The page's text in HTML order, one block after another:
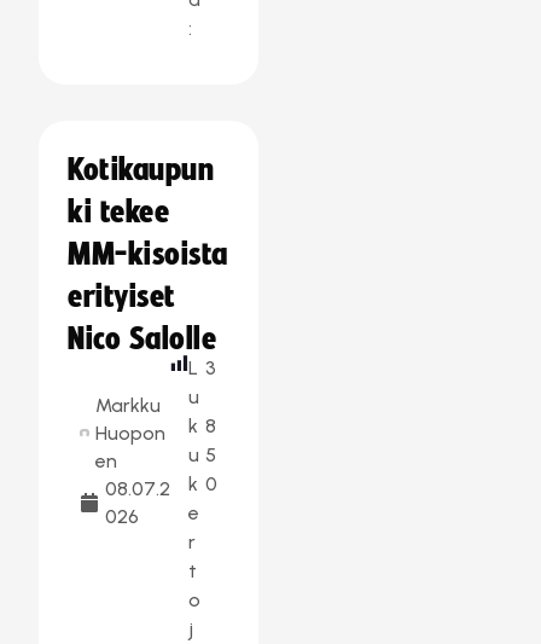
:
Kotikaupun
ki tekee
MM-kisoista
erityiset
Nico Salolle
Markku
Huopon
en
08.07.2
026
L
u
k
u
k
e
r
t
o
j
3
8
5
0